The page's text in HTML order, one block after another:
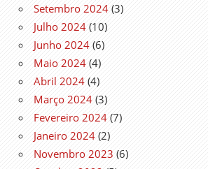
Setembro 2024 (3)
Julho 2024 (10)
Junho 2024 (6)
Maio 2024 (4)
Abril 2024 (4)
Março 2024 (3)
Fevereiro 2024 (7)
Janeiro 2024 (2)
Novembro 2023 (6)